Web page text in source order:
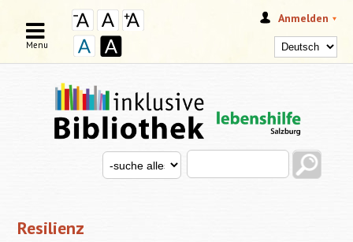
Anmelden
SUCHFORMULAR
Search this site
Search for
Menu
Resilienz